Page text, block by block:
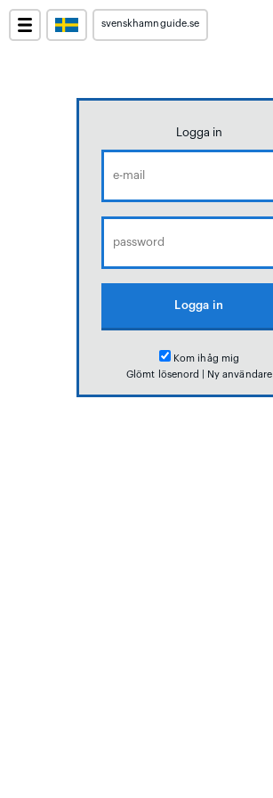
svenskhamnguide.se
Logga in
Kom ihåg mig
Glömt lösenord
Ny användare